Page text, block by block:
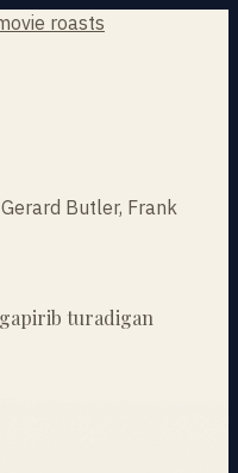
roasts
Butler, Frank
turadigan